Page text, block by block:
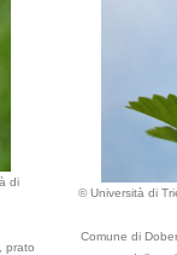
di
prato
© Università di
Comune di